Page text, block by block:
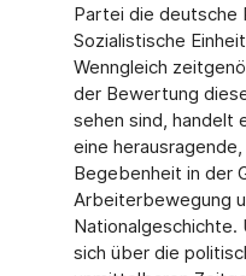
Partei die deutsche
Sozialistische
Wenngleich
der Bewertung
sehen sind, handelt
eine
Begebenheit in der
Arbeiterbewegung
Nationalgeschichte.
sich über die